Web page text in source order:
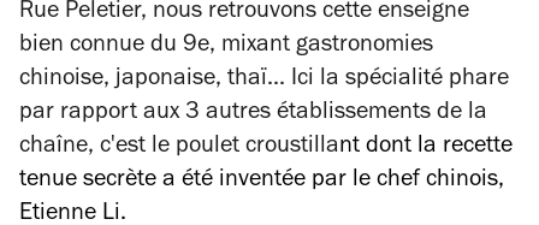
Rue Peletier, nous retrouvons cette enseigne
bien connue du 9e, mixant gastronomies
chinoise, japonaise, thaï... Ici la spécialité phare
par rapport aux 3 autres établissements de la
chaîne, c'est le poulet croustillant dont la recette
tenue secrète a été inventée par le chef chinois,
Etienne Li.